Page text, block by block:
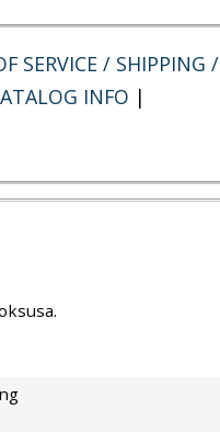
SERVICE / SHIPPING /
INFO |